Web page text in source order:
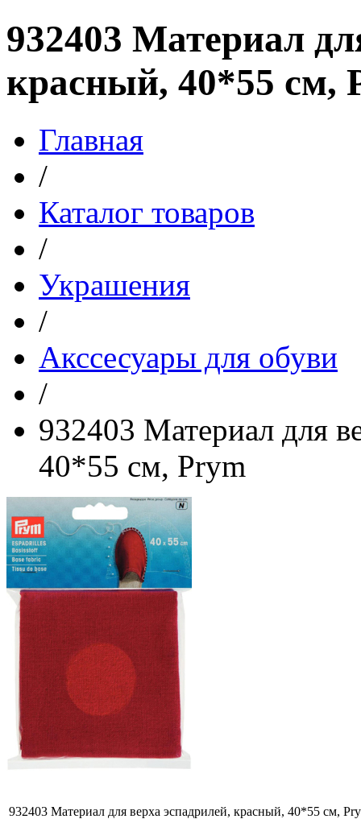
932403 Материал
красный, 40*55 cм,
Главная
/
Каталог товаров
/
Украшения
/
Акссесуары для обуви
/
932403 Материал для
40*55 cм, Prym
932403 Материал для верха эспадрилей, красный, 40*55 cм,